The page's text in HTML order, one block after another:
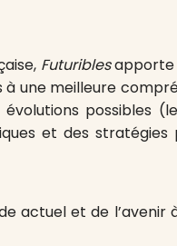
Futuriblesapporte
une meilleure
possibles
et des stratégies
actuel et de l’avenir